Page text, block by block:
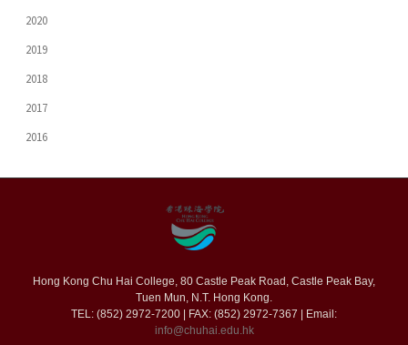
2020
2019
2018
2017
2016
Hong Kong Chu Hai College, 80 Castle Peak Road, Castle Peak Bay,
Tuen Mun, N.T. Hong Kong.
TEL: (852) 2972-7200 | FAX: (852) 2972-7367 | Email:
info@chuhai.edu.hk